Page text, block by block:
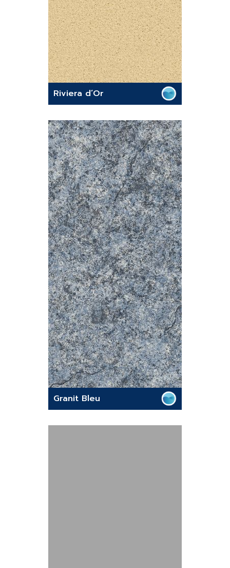
Riviera d’Or
Granit Bleu